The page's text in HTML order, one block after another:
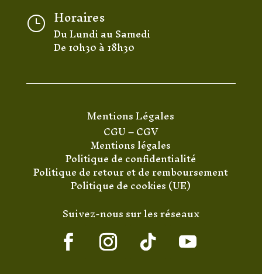
} Horaires
Du Lundi au Samedi
De 10h30 à 18h30
Mentions Légales
CGU–CGV
Mentions légales
Politique de confidentialité
Politique de retour et de remboursement
Politique de cookies (UE)
Suivez-nous sur les réseaux